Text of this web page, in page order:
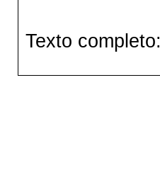
Texto completo: